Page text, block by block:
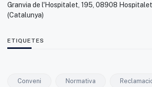
Granvia de l'Hospitalet, 195, 08908
(Catalunya)
ETIQUETES
Conveni Normativa